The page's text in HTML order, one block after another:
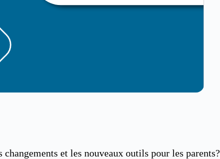
et les nouveaux outils pour les parents?